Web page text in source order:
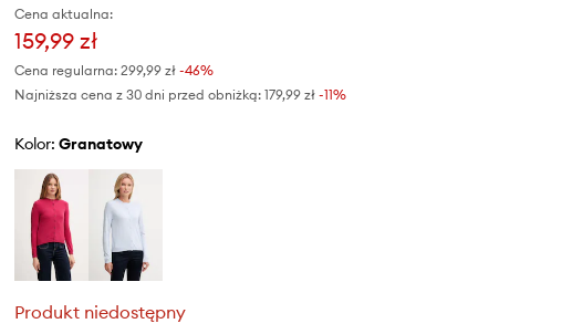
Cena aktualna:
159,99 zł
Cena regularna: 299,99 zł-46%
Najniższa cena z 30 dni przed obniżką: 179,99 zł -11%
Kolor: granatowy
Produkt niedostępny